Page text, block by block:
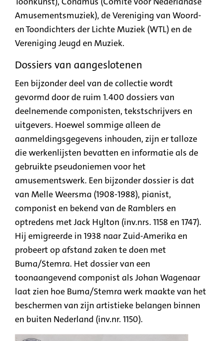
Amusementsmuziek), de Vereniging van Woord-
en Toondichters der Lichte Muziek (WTL) en de
Vereniging Jeugd en Muziek.
Dossiers van aangeslotenen
Een bijzonder deel van de collectie wordt
gevormd door de ruim 1.400 dossiers van
deelnemende componisten, tekstschrijvers en
uitgevers. Hoewel sommige alleen de
aanmeldingsgegevens inhouden, zijn er talloze
die werkenlijsten bevatten en informatie als de
gebruikte pseudoniemen voor het
amusementswerk. Een bijzonder dossier is dat
van Melle Weersma (1908-1988), pianist,
componist en bekend van de Ramblers en
optredens met Jack Hylton (inv.nrs. 1158 en 1747).
Hij emigreerde in 1938 naar Zuid-Amerika en
probeert op afstand zaken te doen met
Buma/Stemra. Het dossier van een
toonaangevend componist als Johan Wagenaar
laat zien hoe Buma/Stemra werk maakte van het
beschermen van zijn artistieke belangen binnen
en buiten Nederland (inv.nr. 1150).